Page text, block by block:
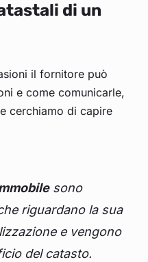
di un
il fornitore può
e come comunicarle,
cerchiamo di capire
sono
riguardano la sua
e vengono
del catasto.